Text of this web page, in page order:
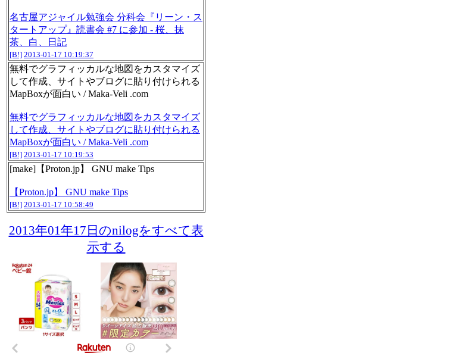
名古屋アジャイル勉強会 分科会『リーン・ス
タートアップ』読書会 #7 に参加 - 桜、抹
茶、白、日記
[B!] 2013-01-17 10:19:37
無料でグラフィッカルな地図をカスタマイズ
して作成、サイトやブログに貼り付けられる
MapBoxが面白い / Maka-Veli .com
無料でグラフィッカルな地図をカスタマイズ
して作成、サイトやブログに貼り付けられる
MapBoxが面白い / Maka-Veli .com
[B!] 2013-01-17 10:19:53
[make]【Proton.jp】 GNU make Tips
【Proton.jp】 GNU make Tips
[B!] 2013-01-17 10:58:49
2013年01年17日のnilogをすべて表
示する